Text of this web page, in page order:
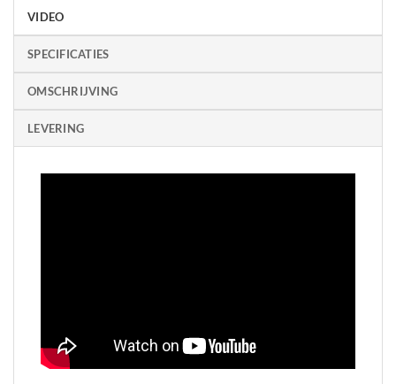
VIDEO
SPECIFICATIES
OMSCHRIJVING
LEVERING